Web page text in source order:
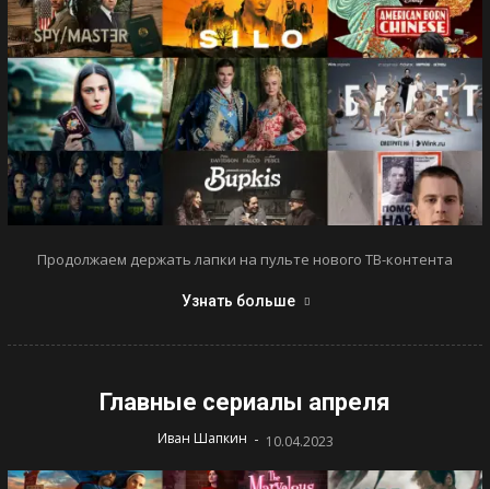
Продолжаем держать лапки на пульте нового ТВ-контента
Узнать больше
Главные сериалы апреля
Иван Шапкин - 10.04.2023